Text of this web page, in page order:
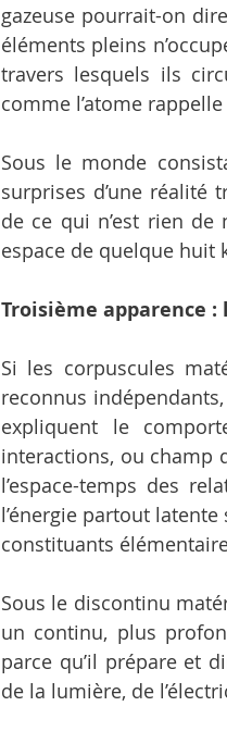
gazeuse pourrait-on
éléments pleins
travers lesquels ils
comme l’atome
Sous le monde
surprises d’une réalité
de ce qui n’est rien
espace de quelque huit
Troisième apparence
Si les corpuscules
reconnus
expliquent le
interactions, ou champ
l’espace-temps des
l’énergie partout
constituants
Sous le discontinu
un continu, plus
parce qu’il prépare et
de la lumière, de